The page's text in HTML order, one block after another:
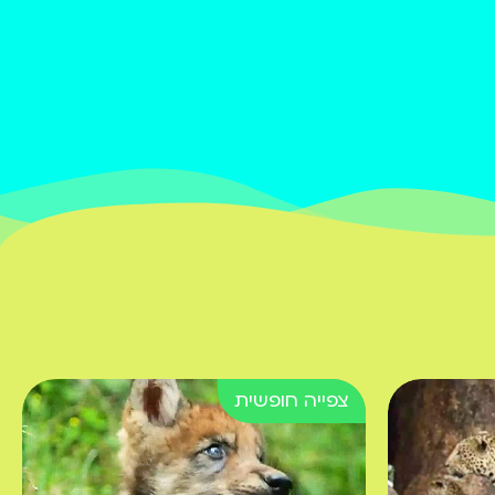
ואמר שמובטח להם גן
עדן?
פרק 11. מדוע סירב דמא
בן נתינה למכור לחכמי
ישראל את אבן הברקת?
ומה היה שכרו על מצוות